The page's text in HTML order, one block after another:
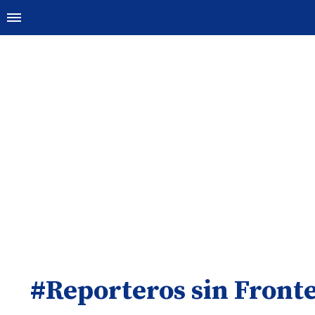
#Reporteros sin